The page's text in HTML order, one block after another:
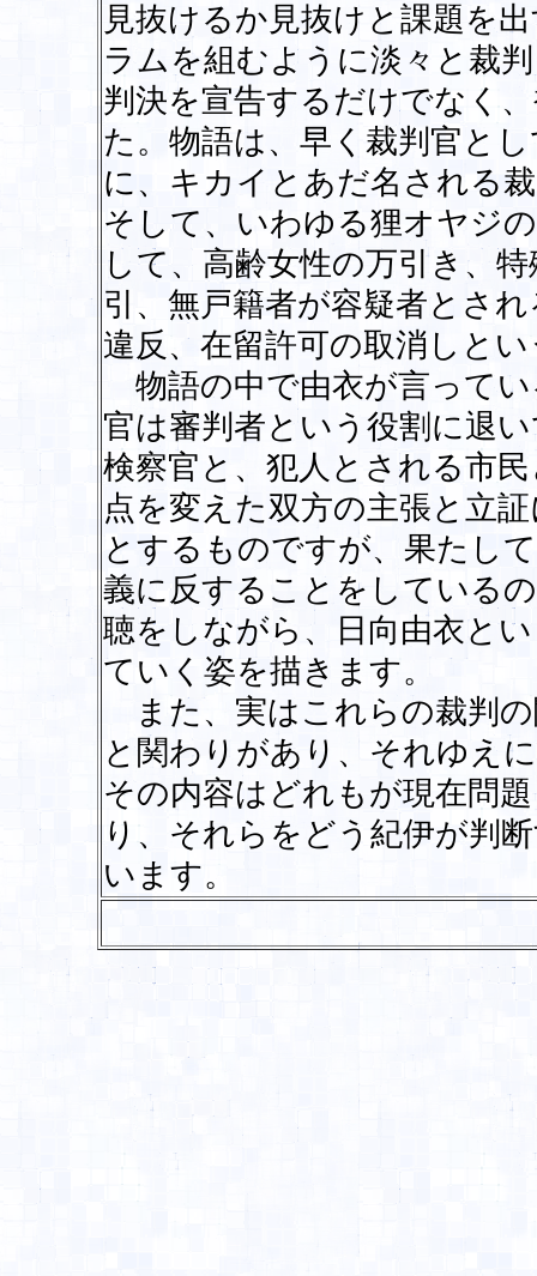
見抜けるか見抜けと課題を
ラムを組むように淡々と裁
判決を宣告するだけでなく
た。物語は、早く裁判官と
に、キカイとあだ名される
そして、いわゆる狸オヤジ
して、高齢女性の万引き、
引、無戸籍者が容疑者とさ
違反、在留許可の取消しと
物語の中で由衣が言ってい
官は審判者という役割に退
検察官と、犯人とされる市
点を変えた双方の主張と立
とするものですが、果たし
義に反することをしている
聴をしながら、日向由衣と
ていく姿を描きます。
また、実はこれらの裁判の
と関わりがあり、それゆえ
その内容はどれもが現在問
り、それらをどう紀伊が判
います。